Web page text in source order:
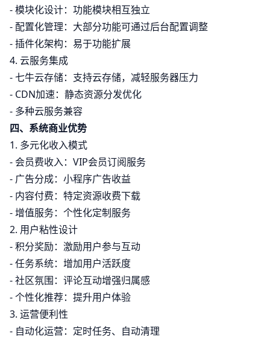
- 模块化设计：功能模块相互独立
- 配置化管理：大部分功能可通过后台配置调整
- 插件化架构：易于功能扩展
4. 云服务集成
- 七牛云存储：支持云存储，减轻服务器压力
- CDN加速：静态资源分发优化
- 多种云服务兼容
四、系统商业优势
1. 多元化收入模式
- 会员费收入：VIP会员订阅服务
- 广告分成：小程序广告收益
- 内容付费：特定资源收费下载
- 增值服务：个性化定制服务
2. 用户粘性设计
- 积分奖励：激励用户参与互动
- 任务系统：增加用户活跃度
- 社区氛围：评论互动增强归属感
- 个性化推荐：提升用户体验
3. 运营便利性
- 自动化运营：定时任务、自动清理